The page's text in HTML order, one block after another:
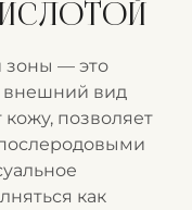
зоны — это
внешний вид
позволяет
как